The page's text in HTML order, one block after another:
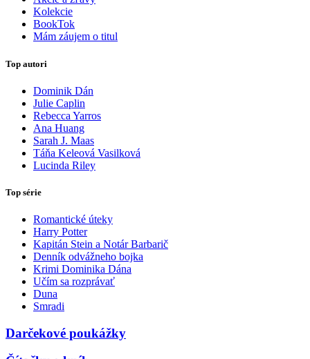
Kolekcie
BookTok
Mám záujem o titul
Top autori
Dominik Dán
Julie Caplin
Rebecca Yarros
Ana Huang
Sarah J. Maas
Táňa Keleová Vasilková
Lucinda Riley
Top série
Romantické úteky
Harry Potter
Kapitán Stein a Notár Barbarič
Denník odvážneho bojka
Krimi Dominika Dána
Učím sa rozprávať
Duna
Smradi
Darčekové poukážky